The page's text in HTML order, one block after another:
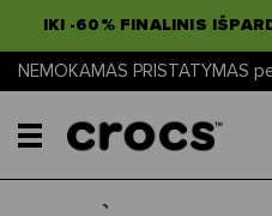
IKI -60% FINALINIS
NEMOKAMAS PRISTATYMAS